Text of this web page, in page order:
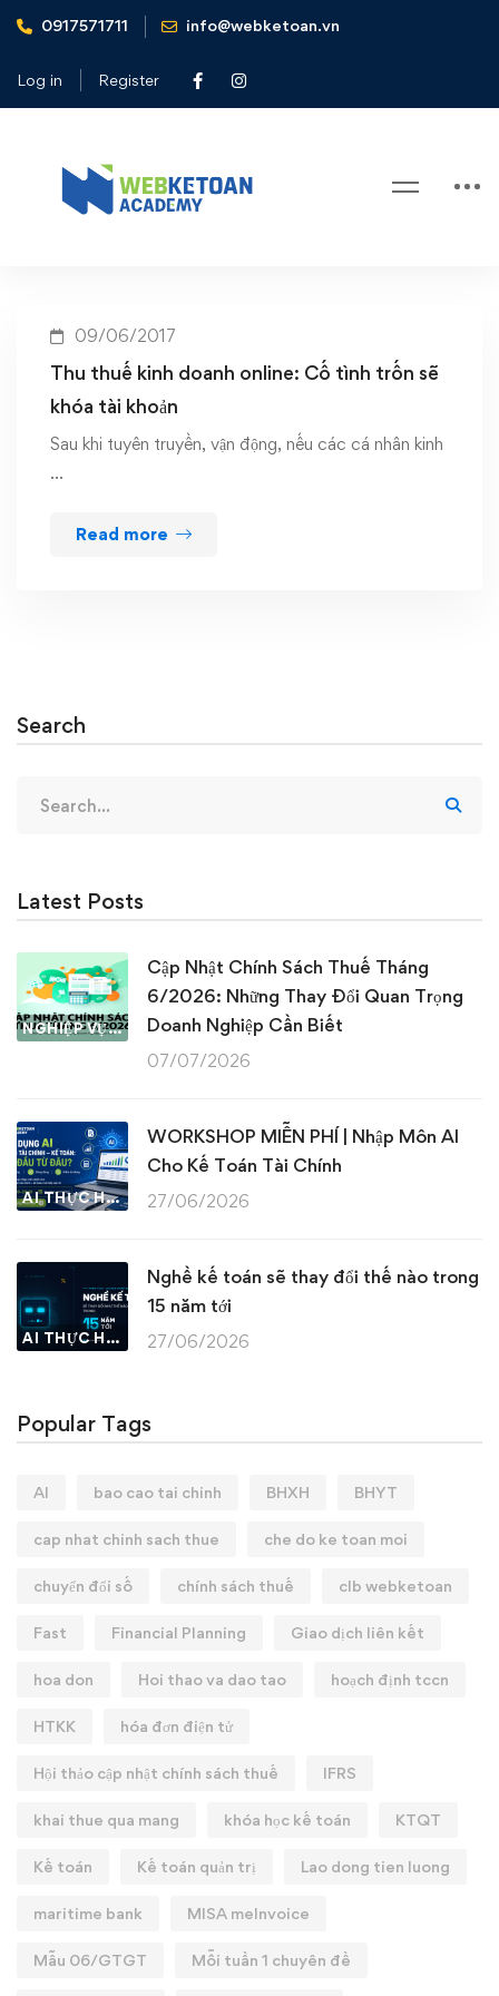
0917571711 info@webketoan.vn
Log in Register
Home
Cố tình trốn sẽ khóa tài khoản
09/06/2017
Thu thuế kinh doanh online: Cố tình trốn sẽ
khóa tài khoản
Sau khi tuyên truyền, vận động, nếu các cá nhân kinh
…
Read more
Search
for:
Latest Posts
NGHIỆP VỤ KẾ TOÁN & THUẾ
Cập Nhật Chính Sách Thuế Tháng
6/2026: Những Thay Đổi Quan Trọng
Doanh Nghiệp Cần Biết
07/07/2026
AI THỰC HÀNH
WORKSHOP MIỄN PHÍ | Nhập Môn AI
Cho Kế Toán Tài Chính
27/06/2026
AI THỰC HÀNH
Nghề kế toán sẽ thay đổi thế nào trong
15 năm tới
27/06/2026
Popular Tags
AI bao cao tai chinh BHXH BHYT
cap nhat chinh sach thue che do ke toan moi
chuyển đổi số chính sách thuế clb webketoan
Fast Financial Planning Giao dịch liên kết
hoa don Hoi thao va dao tao hoạch định tccn
HTKK hóa đơn điện tử
Hội thảo cập nhật chính sách thuế IFRS
khai thue qua mang khóa học kế toán KTQT
Kế toán Kế toán quản trị Lao dong tien luong
maritime bank MISA meInvoice
Mẫu 06/GTGT Mỗi tuần 1 chuyên đề